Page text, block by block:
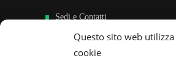
Questo sito web utilizza
cookie
Sedi e Contatti
Sostieni